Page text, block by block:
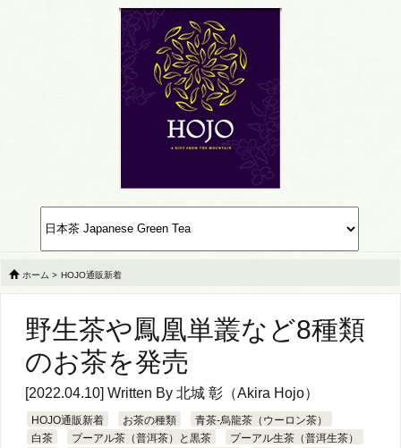
ホーム > HOJO通販新着
野生茶や鳳凰単叢など8種類
のお茶を発売
[2022.04.10] Written By 北城 彰（Akira Hojo）
HOJO通販新着 お茶の種類
青茶-烏龍茶（ウーロン茶）
白茶
プーアル茶（普洱茶）と黒茶
プーアル生茶（普洱生茶）